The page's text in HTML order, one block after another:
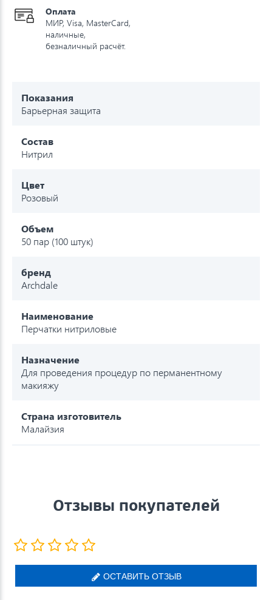
Оплата
МИР, Visa, MasterCard,
наличные,
безналичный расчёт.
Показания
Барьерная защита
Состав
Нитрил
Цвет
Розовый
Объем
50 пар (100 штук)
бренд
Archdale
Наименование
Перчатки нитриловые
Назначение
Для проведения процедур по перманентному
макияжу
Страна изготовитель
Малайзия
Отзывы покупателей
ОСТАВИТЬ ОТЗЫВ